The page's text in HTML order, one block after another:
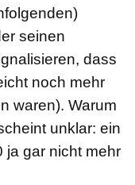
seinen
dass
noch mehr
waren). Warum
unklar: ein
ja gar nicht mehr